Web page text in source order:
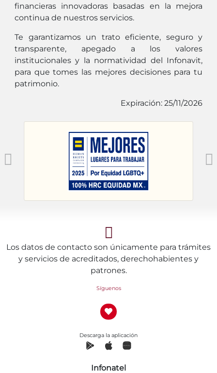
financieras innovadoras basadas en la mejora
continua de nuestros servicios.
Te garantizamos un trato eficiente, seguro y
transparente, apegado a los valores
institucionales y la normatividad del Infonavit,
para que tomes las mejores decisiones para tu
patrimonio.
Expiración: 25/11/2026
Los datos de contacto son únicamente para trámites
y servicios de acreditados, derechohabientes y
patrones.
Síguenos
Descarga la aplicación
Infonatel